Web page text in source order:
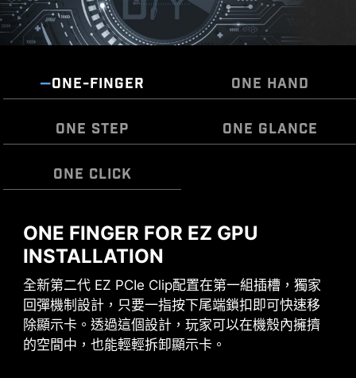
ONE-FINGER ONE HAND
ONE STEP ONE GLANCE
ONE CLICK
ONE FINGER FOR EZ GPU
INSTALLATION
全新第二代 EZ PCIe Clip配置在第一組插槽，獨家
回彈機制設計，只要一指按下尾端鎖扣即可快速移
除顯示卡。透過這個設計，玩家可以在機殼內擁擠
的空間中，也能輕輕拆卸顯示卡。
組裝主機板過程中不再需要額外安裝 I/O 遮蓋。也
因預裝內建設計，可以更貼合、堅固，提供最好的
微星 EZ 天線，不需旋轉即可緊密接上，輕鬆完成安
裝
EZ OOVERCLOCKING
BIOS X 設計多款一鍵超頻功能，就是要讓處理器和
記憶體超頻變得更簡單，不再需要複雜設定，即使
沒有理工背景的玩家也能輕鬆提升系統性能。